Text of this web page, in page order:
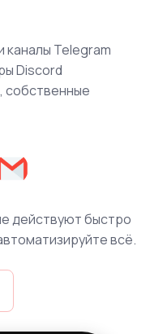
каналы Telegram
Discord
собственные
действуют быстро
всё.